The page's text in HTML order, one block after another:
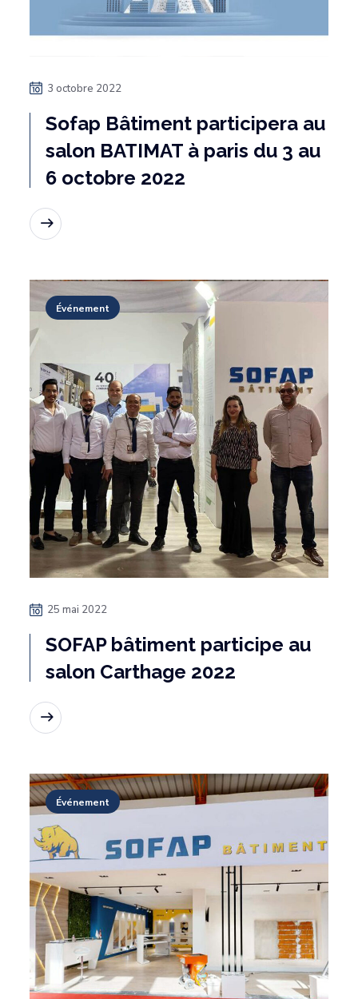
3 octobre 2022
Sofap Bâtiment participera au
salon BATIMAT à paris du 3 au
6 octobre 2022
Événement
25 mai 2022
SOFAP bâtiment participe au
salon Carthage 2022
Événement